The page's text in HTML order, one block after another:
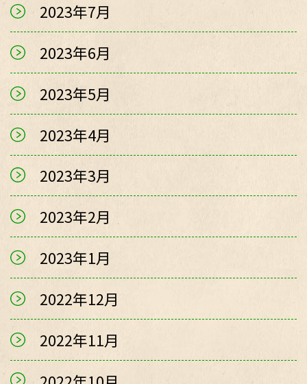
2023年7月
2023年6月
2023年5月
2023年4月
2023年3月
2023年2月
2023年1月
2022年12月
2022年11月